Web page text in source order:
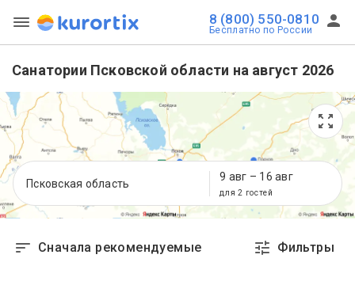
8 (800) 550-0810
Бесплатно по России
Санатории Псковской области на август 2026
Псковская область
9 авг – 16 авг
для 2 гостей
Сначала рекомендуемые Фильтры